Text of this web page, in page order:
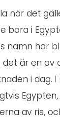
när det
bara i
namn har
är en av
i dag. I
av ris,